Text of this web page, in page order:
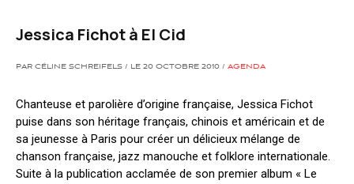
Jessica Fichot à El Cid
PAR CÉLINE SCHREIFELS / LE 20 OCTOBRE 2010 / AGENDA
Chanteuse et parolière d’origine française, Jessica Fichot
puise dans son héritage français, chinois et américain et de
sa jeunesse à Paris pour créer un délicieux mélange de
chanson française, jazz manouche et folklore internationale.
Suite à la publication acclamée de son premier album « Le